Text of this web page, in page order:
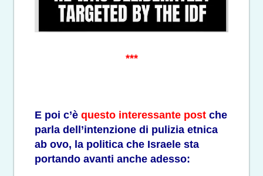
***
E poi c’è questo interessante post che
parla dell’intenzione di pulizia etnica
ab ovo, la politica che Israele sta
portando avanti anche adesso: